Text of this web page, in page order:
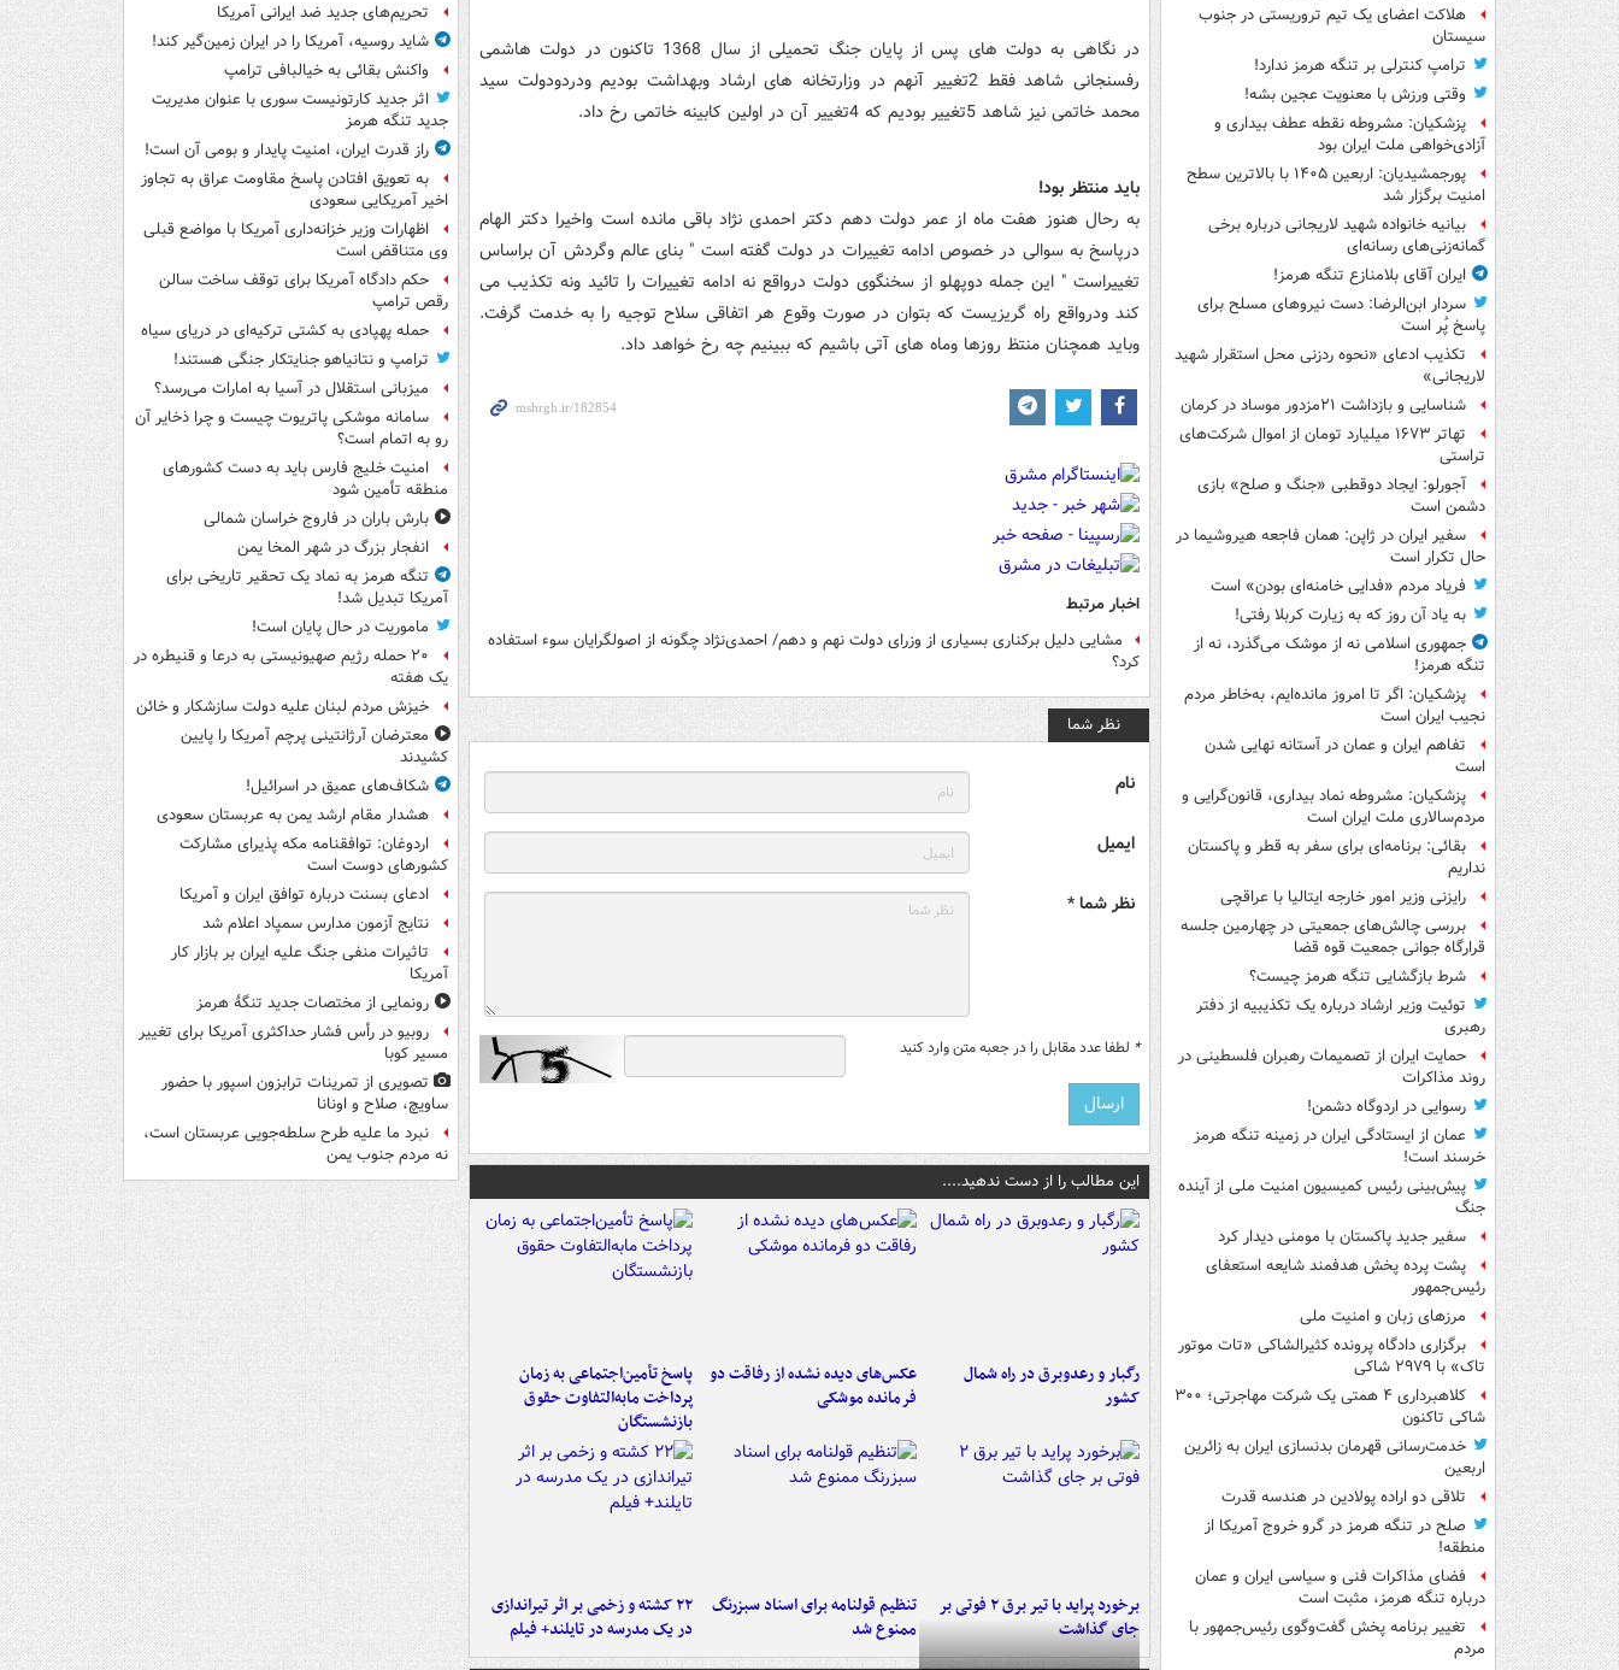
هلاکت اعضای یک تیم تروریستی در جنوب
سیستان
ترامپ کنترلی بر تنگه هرمز ندارد!
وقتی ورزش با معنویت عجین بشه!
پزشکیان: مشروطه نقطه عطف بیداری و
آزادی‌خواهی ملت ایران بود
پورجمشیدیان: اربعین ۱۴۰۵ با بالاترین سطح
امنیت برگزار شد
بیانیه خانواده شهید لاریجانی درباره برخی
گمانه‌زنی‌های رسانه‌ای
ایران آقای بلامنازع تنگه هرمز!
سردار ابن‌الرضا: دست نیروهای مسلح برای
پاسخ پُر است
تکذیب ادعای «نحوه ردزنی محل استقرار شهید
لاریجانی»
شناسایی و بازداشت ۲۱مزدور موساد در کرمان
تهاتر ۱۶۷۳ میلیارد تومان از اموال شرکت‌های
تراستی
آجورلو: ایجاد دوقطبی «جنگ و صلح‌» بازی
دشمن است
سفیر ایران در ژاپن: همان فاجعه هیروشیما در
حال تکرار است
فریاد مردم «فدایی خامنه‌ای بودن» است
به یاد آن روز که به زیارت کربلا رفتی!
جمهوری اسلامی نه از موشک می‌گذرد، نه از
تنگه هرمز!
پزشکیان: اگر تا امروز مانده‌ایم، به‌خاطر مردم
نجیب ایران است
تفاهم ایران و عمان در آستانه نهایی شدن
است
پزشکیان: مشروطه نماد بیداری، قانون‌گرایی و
مردم‌سالاری ملت ایران است
بقائی: برنامه‌ای برای سفر به قطر و پاکستان
نداریم
رایزنی وزیر امور خارجه ایتالیا با عراقچی
بررسی چالش‌های جمعیتی در چهارمین جلسه
قرارگاه جوانی جمعیت قوه قضا
شرط بازگشایی تنگه هرمز چیست؟
توئیت وزیر ارشاد درباره یک تکذیبیه از دفتر
رهبری
حمایت ایران از تصمیمات رهبران فلسطینی در
روند مذاکرات
رسوایی در اردوگاه دشمن!
عمان از ایستادگی ایران در زمینه تنگه هرمز
خرسند است!
پیش‌بینی رئیس کمیسیون امنیت ملی از آینده
جنگ
سفیر جدید پاکستان با مومنی دیدار کرد
پشت پرده پخش هدفمند شایعه استعفای
رئیس‌جمهور
مرزهای زبان و امنیت ملی
برگزاری دادگاه پرونده کثیرالشاکی «تات موتور
تاک» با ۲۹۷۹ شاکی
کلاهبرداری ۴ همتی یک شرکت مهاجرتی؛ ۳۰۰
شاکی تاکنون
خدمت‌رسانی قهرمان بدنسازی ایران به زائرین
اربعین
تلاقی دو اراده پولادین در هندسه قدرت
صلح در تنگه هرمز در گرو خروج آمریکا از
منطقه!
فضای مذاکرات فنی و سیاسی ایران و عمان
درباره تنگه هرمز، مثبت است
تغییر برنامه پخش گفت‌وگوی رئیس‌جمهور با
مردم
در نگاهی به دولت های پس از پایان جنگ تحمیلی از سال 1368 تاکنون در دولت هاشمی
رفسنجانی شاهد فقط 2تغییر آنهم در وزارتخانه های ارشاد وبهداشت بودیم ودردودولت سید
محمد خاتمی نیز شاهد 5تغییر بودیم که 4تغییر آن در اولین کابینه خاتمی رخ داد.
باید منتظر بود!
به رحال هنوز هفت ماه از عمر دولت دهم دکتر احمدی نژاد باقی مانده است واخیرا دکتر الهام
درپاسخ به سوالی در خصوص ادامه تغییرات در دولت گفته است " بنای عالم وگردش آن براساس
تغییراست " این جمله دوپهلو از سخنگوی دولت درواقع نه ادامه تغییرات را تائید ونه تکذیب می
کند ودرواقع راه گریزیست که بتوان در صورت وقوع هر اتفاقی سلاح توجیه را به خدمت گرفت.
وباید همچنان منتظ روزها وماه های آتی باشیم که ببینیم چه رخ خواهد داد.
اخبار مرتبط
مشایی دلیل برکناری بسیاری از وزرای دولت نهم و دهم/ احمدی‌نژاد چگونه از اصولگرایان سوء استفاده
کرد؟
نظر شما
نام
ایمیل
نظر شما *
* لطفا عدد مقابل را در جعبه متن وارد کنید
این مطالب را از دست ندهید....
رگبار و رعدوبرق در راه شمال
کشور
عکس‌های دیده نشده از رفاقت دو
فرمانده‌ موشکی
پاسخ تأمین‌اجتماعی به زمان
پرداخت مابه‌التفاوت حقوق
بازنشستگان
برخورد پراید با تیر برق ۲ فوتی بر
جای گذاشت
تنظیم قولنامه برای اسناد سبزرنگ
ممنوع شد
۲۲ کشته و زخمی بر اثر تیراندازی
در یک مدرسه در تایلند+ فیلم
تحریم‌های جدید ضد ایرانی آمریکا
شاید روسیه، آمریکا را در ایران زمین‌گیر کند!
واکنش بقائی به خیالبافی ترامپ
اثر جدید کارتونیست سوری با عنوان مدیریت
جدید تنگه هرمز
راز قدرت ایران، امنیت پایدار و بومی آن است!
به تعویق افتادن پاسخ مقاومت عراق به تجاوز
اخیر آمریکایی سعودی
اظهارات وزیر خزانه‌داری آمریکا با مواضع قبلی
وی متناقض است
حکم دادگاه آمریکا برای توقف ساخت سالن
رقص ترامپ
حمله پهپادی به کشتی ترکیه‌ای در دریای سیاه
ترامپ و نتانیاهو جنایتکار جنگی هستند!
میزبانی استقلال در آسیا به امارات می‌رسد؟
سامانه موشکی پاتریوت چیست و چرا ذخایر آن
رو به اتمام است؟
امنیت خلیج فارس باید به دست کشورهای
منطقه تأمین شود
بارش باران در فاروج خراسان شمالی
انفجار بزرگ در شهر المخا یمن
تنگه هرمز به نماد یک تحقیر تاریخی برای
آمریکا تبدیل شد!
ماموریت در حال پایان است!
۲۰ حمله رژیم صهیونیستی به درعا و قنیطره در
یک هفته
خیزش مردم لبنان علیه دولت سازشکار و خائن
معترضان آرژانتینی پرچم آمریکا را پایین
کشیدند
شکاف‌های عمیق در اسرائیل!
هشدار مقام ارشد یمن به عربستان سعودی
اردوغان: توافقنامه مکه پذیرای مشارکت
کشورهای دوست است
ادعای بسنت درباره توافق ایران و آمریکا
نتایج آزمون مدارس سمپاد اعلام شد
تاثیرات منفی جنگ علیه ایران بر بازار کار
آمریکا
رونمایی از مختصات جدید تنگۀ هرمز
روبیو در رأس فشار حداکثری آمریکا برای تغییر
مسیر کوبا
تصویری از تمرینات ترابزون اسپور با حضور
ساویچ، صلاح و اونانا
نبرد ما علیه طرح سلطه‌جویی عربستان است،
نه مردم جنوب یمن